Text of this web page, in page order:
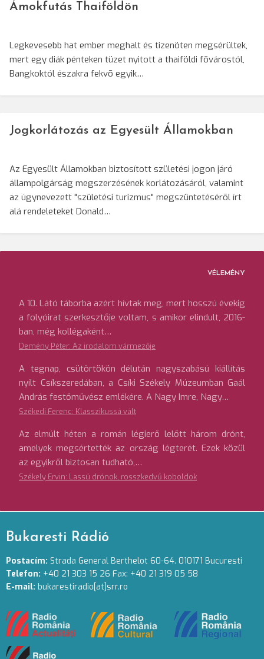
Ámokfutás Thaiföldön
Legkevesebb hat ember meghalt és tizenöten megsérültek,
mert egy diák pénteken tüzet nyitott a thaiföldi fõvárostól,
Bangkoktól északra fekvõ egyik…
Jogkorlátozás az Egyesült Államokban
Az Egyesült Államokban biztosított születési jogon járó
állampolgárság megszerzésének korlátozásáról, valamint
az úgynevezett "születési turizmus" megszüntetésérõl írt
alá rendeleteket Donald…
VÉLEMÉNY
A 10. Látó táborba azért hívtak meg, mert hosszú évekig
a folyóirat szerkesztője voltam, s amikor elindult, 2016-
ban, még kollégaként…
Demény Péter: Az irodalom vármezője
A tegnap, csütörtökön délután nagyszabású kiállítás
nyílt Csíkszeredában, a Csíki Székely Múzeumban Gaál
András festőművész emlékére. A Nagy Imre, Nagy…
Székedi Ferenc: Klasszikussá vált
Az elmúlt héten a román légierő lelőtt három drónt,
amelyek megsértették az ország légterét. Ezek közül
az egyikről biztosan tudható,…
Székely Ervin: Lassú drónok, rosszkedvű koboldok
Bukaresti Rádió
Postacím: Strada General Berthelot 60-64. 010171 Bucuresti
Telefon: +40 21 303 15 26 Fax: +40 21 319 05 58
E-mail: bukarestiradio[at]srr.ro